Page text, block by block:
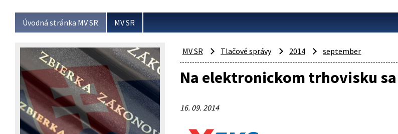
Úvodná stránka MV SR MV SR
MV SR Tlačové správy 2014 september
Na elektronickom trhovisku
16. 09. 2014